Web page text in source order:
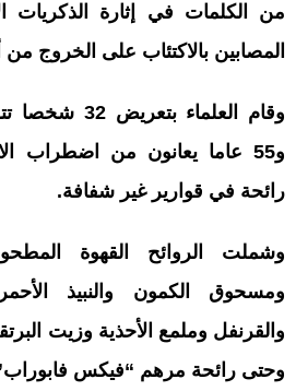
من الكلمات في إثارة الذكريات
المصابين بالاكتئاب على الخروج من
رائحة في قوارير غير شفافة.
وشملت الروائح القهوة
ومسحوق الكمون والنبيذ
والقرنفل وملمع الأحذية وزيت
وحتى رائحة مرهم “فيكس